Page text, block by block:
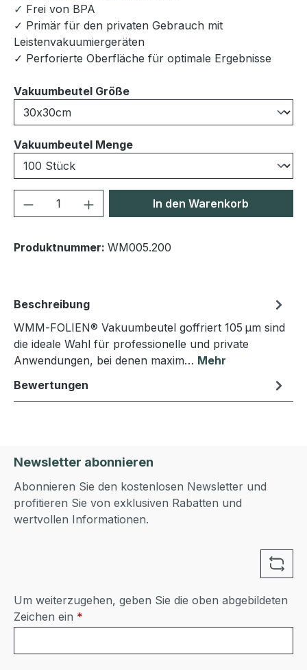
✓ Frei von BPA
✓ Primär für den privaten Gebrauch mit
Leistenvakuumiergeräten
✓ Perforierte Oberfläche für optimale Ergebnisse
Vakuumbeutel Größeauswählen
Vakuumbeutel Mengeauswählen
Produkt Anzahl: Gib denIn den Warenkorb
Produktnummer: WM005.200
Beschreibung
WMM‑FOLIEN® Vakuumbeutel goffriert 105 µm sind
die ideale Wahl für professionelle und private
Anwendungen, bei denen maxim… Mehr
Bewertungen
Newsletter abonnieren
Abonnieren Sie den kostenlosen Newsletter und
profitieren Sie von exklusiven Rabatten und
wertvollen Informationen.
Um weiterzugehen, geben Sie die oben abgebildeten
Zeichen ein *